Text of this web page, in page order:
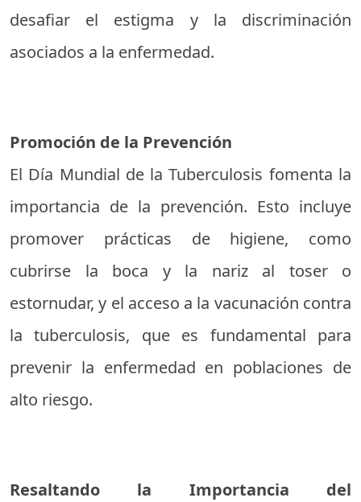
desafiar el estigma y la discriminación
asociados a la enfermedad.
Promoción de la Prevención
El Día Mundial de la Tuberculosis fomenta la
importancia de la prevención. Esto incluye
promover prácticas de higiene, como
cubrirse la boca y la nariz al toser o
estornudar, y el acceso a la vacunación contra
la tuberculosis, que es fundamental para
prevenir la enfermedad en poblaciones de
alto riesgo.
Resaltando la Importancia del